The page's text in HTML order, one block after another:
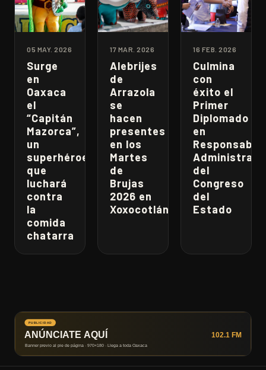
05 MAY. 2026
Surge
en
Oaxaca
el
“Capitán
Mazorca”,
un
superhéroe
que
luchará
contra
la
comida
chatarra
17 MAR. 2026
Alebrijes
de
Arrazola
se
hacen
presentes
en los
Martes
de
Brujas
2026 en
Xoxocotlán
16 FEB. 2026
Culmina
con
éxito el
Primer
Diplomado
en
del
Congreso
del
Estado